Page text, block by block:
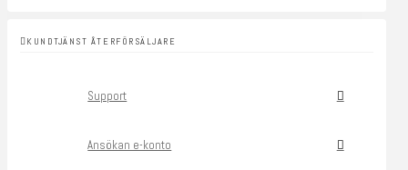
KUNDTJÄNST ÅTERFÖRSÄLJARE
Support
Ansökan e-konto